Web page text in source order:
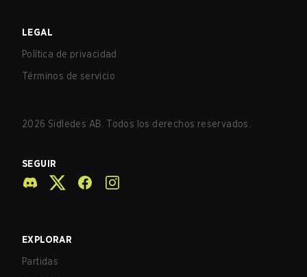
LEGAL
Política de privacidad
Términos de servicio
2026 Sidledes AB. Todos los derechos reservados.
SEGUIR
EXPLORAR
Partidas